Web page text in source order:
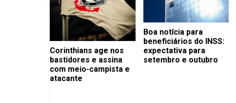
Corinthians age nos
bastidores e assina
com meio-campista e
atacante
Boa notícia para
beneficiários do INSS:
expectativa para
setembro e outubro